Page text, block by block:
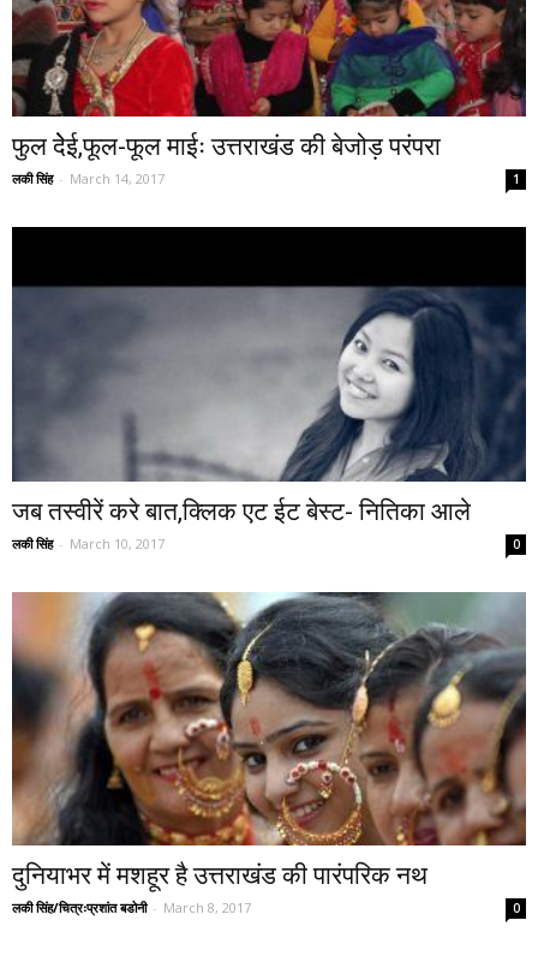
फुल देेई,फूल-फूल माईः उत्तराखंड की बेजोड़ परंपरा
लकी सिंह - March 14, 2017 1
जब तस्वीरें करे बात,क्लिक एट ईट बेस्ट- नितिका आले
लकी सिंह - March 10, 2017 0
दुनियाभर में मशहूर है उत्तराखंड की पारंपरिक नथ
लकी सिंह/चित्रःप्रशांत बडोनी - March 8, 2017 0